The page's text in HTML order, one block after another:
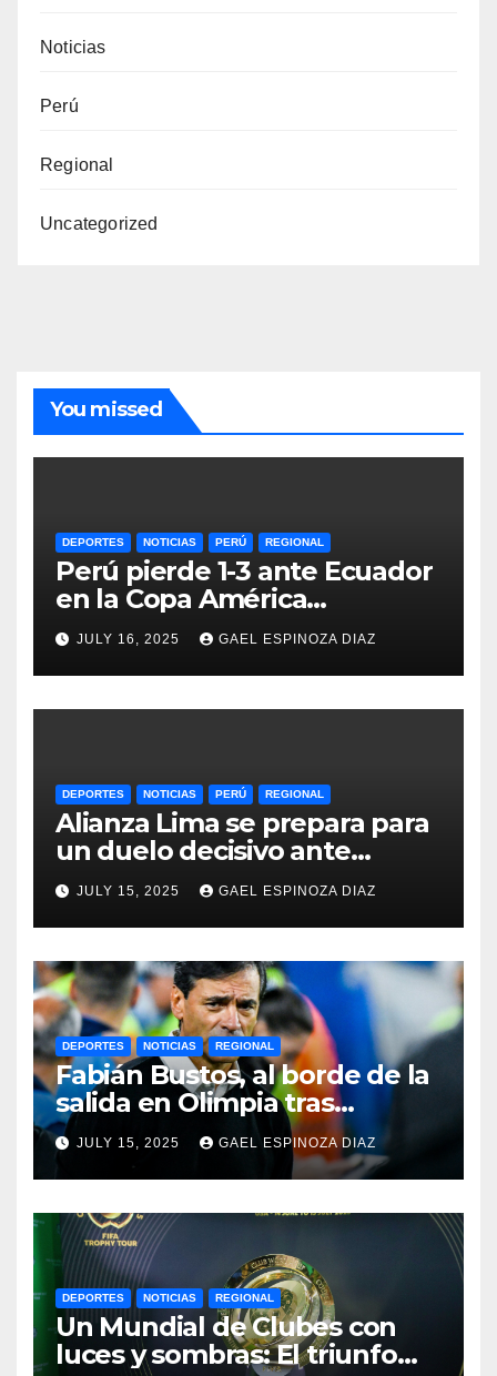
Noticias
Perú
Regional
Uncategorized
You missed
DEPORTES NOTICIAS PERÚ REGIONAL
Perú pierde 1-3 ante Ecuador
en la Copa América
Femenina y lidera el Grupo A
JULY 16, 2025 GAEL ESPINOZA DIAZ
DEPORTES NOTICIAS PERÚ REGIONAL
Alianza Lima se prepara para
un duelo decisivo ante
Gremio por la Sudamericana
2025
JULY 15, 2025 GAEL ESPINOZA DIAZ
DEPORTES NOTICIAS REGIONAL
Fabián Bustos, al borde de la
salida en Olimpia tras
dolorosa derrota en
Paraguay
JULY 15, 2025 GAEL ESPINOZA DIAZ
DEPORTES NOTICIAS REGIONAL
Un Mundial de Clubes con
luces y sombras: El triunfo